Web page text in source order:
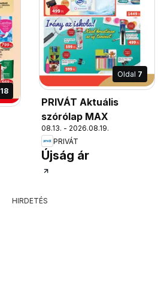
18
Oldal 7
PRIVÁT Aktuális
szórólap MAX
08.13. - 2026.08.19.
PRIVÁT
Újság ár
HIRDETÉS